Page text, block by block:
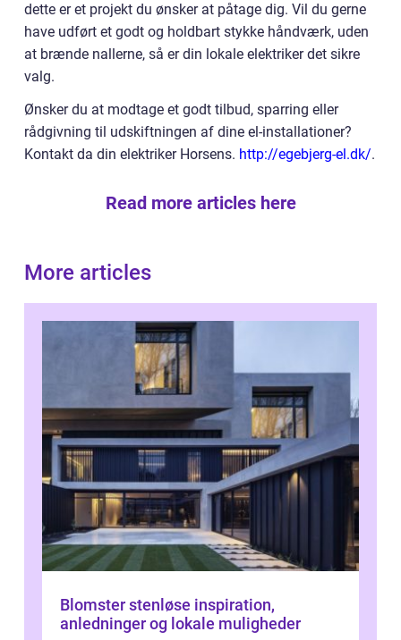
dette er et projekt du ønsker at påtage dig. Vil du gerne
have udført et godt og holdbart stykke håndværk, uden
at brænde nallerne, så er din lokale elektriker det sikre
valg.
Ønsker du at modtage et godt tilbud, sparring eller
rådgivning til udskiftningen af dine el-installationer?
Kontakt da din elektriker Horsens. http://egebjerg-el.dk/.
Read more articles here
More articles
Blomster stenløse inspiration,
anledninger og lokale muligheder